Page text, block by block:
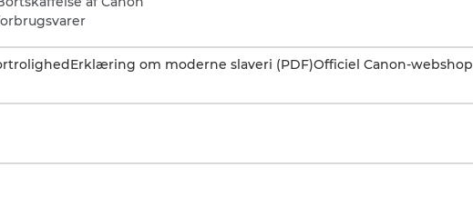
Erklæring om moderne slaveri (PDF)Officiel Canon-webshop